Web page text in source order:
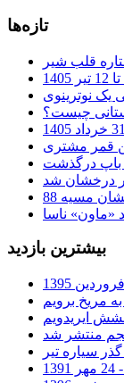
تازه‌ها
قلب شیر
یک نوترینوی
چیست؟
قمر مشتری
باپ درگذشت
مسیه 88
«ماون» ناسا
بیشترین بازدید
1395
ایریدویم
منتشر شد
سیاره تیر